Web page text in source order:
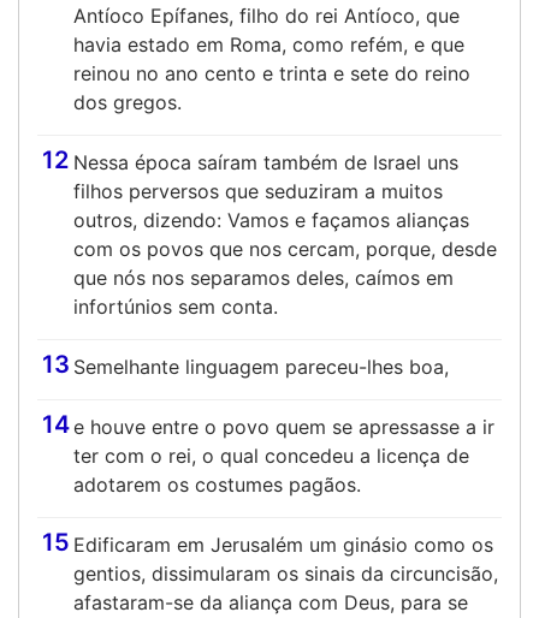
Antíoco Epífanes, filho do rei Antíoco, que
havia estado em Roma, como refém, e que
reinou no ano cento e trinta e sete do reino
dos gregos.
12 Nessa época saíram também de Israel uns
filhos perversos que seduziram a muitos
outros, dizendo: Vamos e façamos alianças
com os povos que nos cercam, porque, desde
que nós nos separamos deles, caímos em
infortúnios sem conta.
13 Semelhante linguagem pareceu-lhes boa,
14e houve entre o povo quem se apressasse a ir
ter com o rei, o qual concedeu a licença de
adotarem os costumes pagãos.
15 Edificaram em Jerusalém um ginásio como os
gentios, dissimularam os sinais da circuncisão,
afastaram-se da aliança com Deus, para se